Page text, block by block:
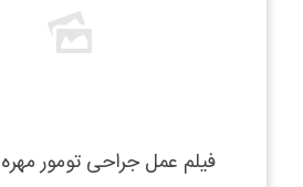
فیلم عمل جراحی تومور